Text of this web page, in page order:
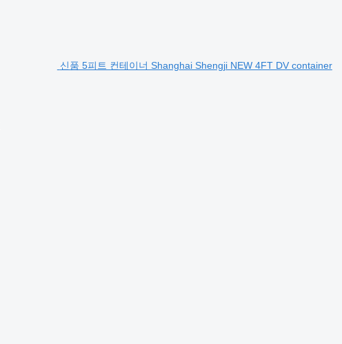
신품 5피트 컨테이너 Shanghai Shengji NEW 4FT DV container